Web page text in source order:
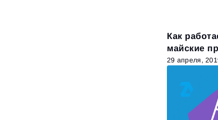
Как
майские
29 апреля,